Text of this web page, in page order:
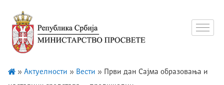
» Актуелности » Вести » Први дан Сајма образовања и